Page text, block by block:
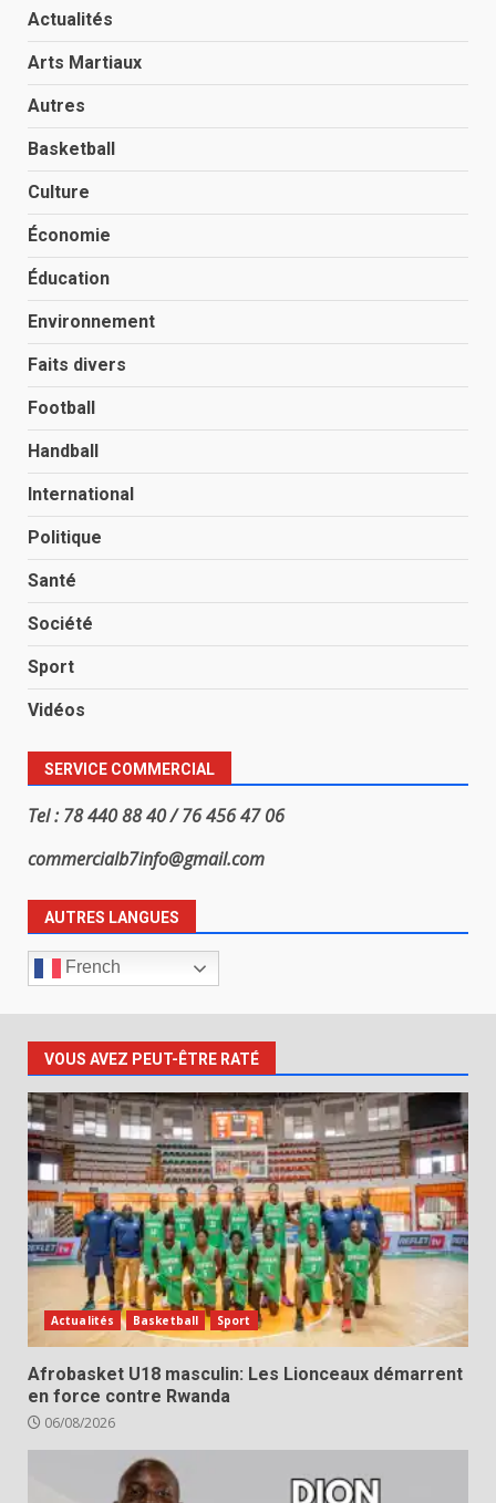
Actualités
Arts Martiaux
Autres
Basketball
Culture
Économie
Éducation
Environnement
Faits divers
Football
Handball
International
Politique
Santé
Société
Sport
Vidéos
SERVICE COMMERCIAL
Tel : 78 440 88 40 / 76 456 47 06
commercialb7info@gmail.com
AUTRES LANGUES
French
VOUS AVEZ PEUT-ÊTRE RATÉ
Actualités Basketball Sport
Afrobasket U18 masculin: Les Lionceaux démarrent
en force contre Rwanda
06/08/2026